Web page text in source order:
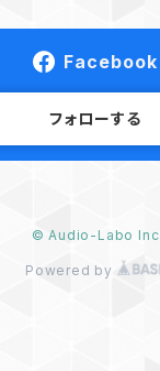
Facebook
フォローする
© Audio-Labo Inc
Powered by